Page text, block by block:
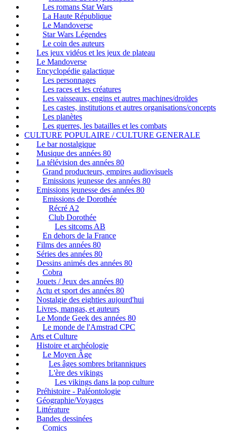
Les romans Star Wars
La Haute République
Le Mandoverse
Star Wars Légendes
Le coin des auteurs
Les jeux vidéos et les jeux de plateau
Le Mandoverse
Encyclopédie galactique
Les personnages
Les races et les créatures
Les vaisseaux, engins et autres machines/droïdes
Les castes, institutions et autres organisations/concepts
Les planètes
Les guerres, les batailles et les combats
CULTURE POPULAIRE / CULTURE GENERALE
Le bar nostalgique
Musique des années 80
La télévision des années 80
Grand producteurs, empires audiovisuels
Emissions jeunesse des années 80
Emissions jeunesse des années 80
Emissions de Dorothée
Récré A2
Club Dorothée
Les sitcoms AB
En dehors de la France
Films des années 80
Séries des années 80
Dessins animés des années 80
Cobra
Jouets / Jeux des années 80
Actu et sport des années 80
Nostalgie des eighties aujourd'hui
Livres, mangas, et auteurs
Le Monde Geek des années 80
Le monde de l'Amstrad CPC
Arts et Culture
Histoire et archéologie
Le Moyen Âge
Les âges sombres britanniques
L'ère des vikings
Les vikings dans la pop culture
Préhistoire - Paléontologie
Géographie/Voyages
Littérature
Bandes dessinées
Comics